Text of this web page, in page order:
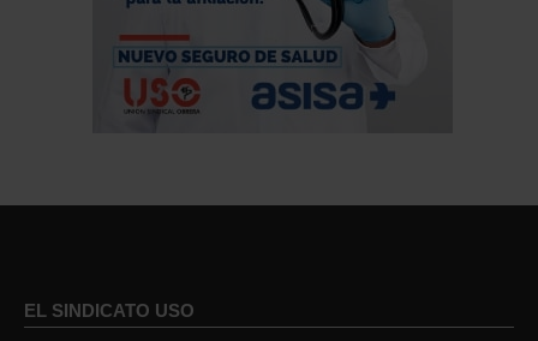
EL SINDICATO USO